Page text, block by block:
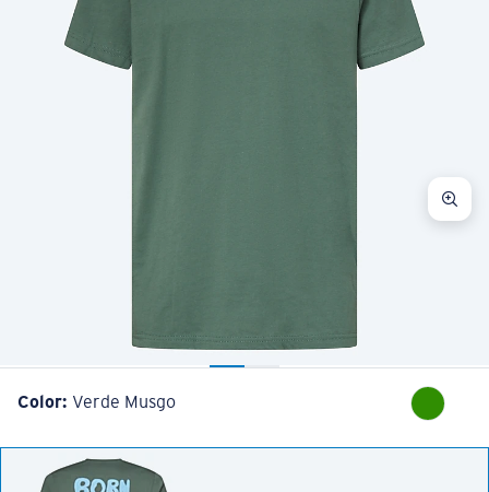
Color: Verde Musgo